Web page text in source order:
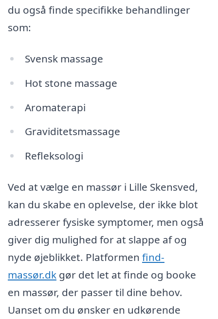
du også finde specifikke behandlinger
som:
Svensk massage
Hot stone massage
Aromaterapi
Graviditetsmassage
Refleksologi
Ved at vælge en massør i Lille Skensved,
kan du skabe en oplevelse, der ikke blot
adresserer fysiske symptomer, men også
giver dig mulighed for at slappe af og
nyde øjeblikket. Platformen find-
massør.dk gør det let at finde og booke
en massør, der passer til dine behov.
Uanset om du ønsker en udkørende